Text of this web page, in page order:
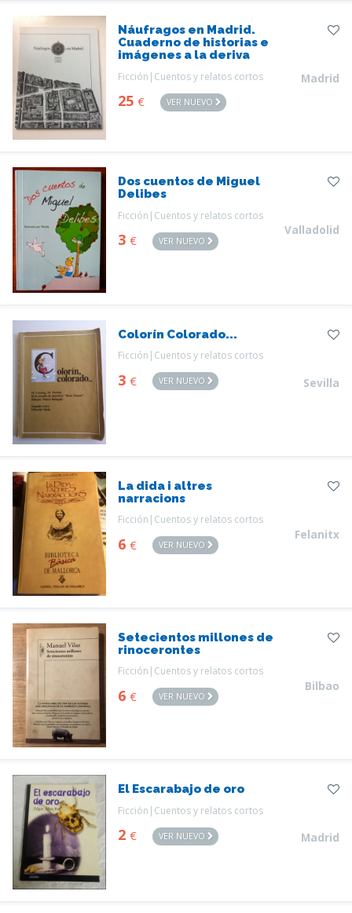
Náufragos en Madrid.
Cuaderno de historias e
imágenes a la deriva
Ficción|Cuentos y relatos cortos
25 € VER NUEVO
Madrid
Dos cuentos de Miguel
Delibes
Ficción|Cuentos y relatos cortos
3 € VER NUEVO
Valladolid
Colorín Colorado...
Ficción|Cuentos y relatos cortos
3 € VER NUEVO Sevilla
La dida i altres
narracions
Ficción|Cuentos y relatos cortos
6 € VER NUEVO
Felanitx
Setecientos millones de
rinocerontes
Ficción|Cuentos y relatos cortos
6 € VER NUEVO
Bilbao
El Escarabajo de oro
Ficción|Cuentos y relatos cortos
2 € VER NUEVO Madrid